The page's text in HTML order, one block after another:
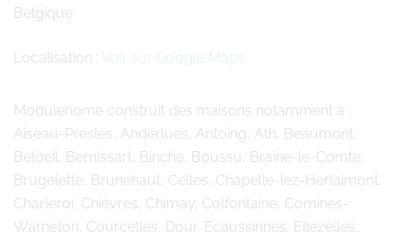
Belgique
Localisation : Voir sur Google Maps
Modulehome construit des maisons notamment à :
Aiseau-Presles, Anderlues, Antoing, Ath, Beaumont,
Beloeil, Bernissart, Binche, Boussu, Braine-le-Comte,
Brugelette, Brunehaut, Celles, Chapelle-lez-Herlaimont,
Charleroi, Chièvres, Chimay, Colfontaine, Comines-
Warneton, Courcelles, Dour, Ecaussinnes, Ellezelles,